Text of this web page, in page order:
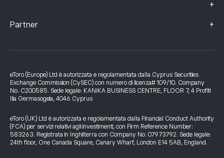
+
Partner +
eToro (Europe) Ltd è autorizzata e regolamentata dalla Cyprus Securities
Exchange Commission (CySEC) con numero di licenza# 109/10. Company
No. C200585. Sede legale: KANIKA BUSINESS CENTRE, FLOOR 7, 4 Profiti
Ilia Germasogeia, 4046 Cyprus
eToro (UK) Ltd è autorizzata e regolamentata dalla Financial Conduct Authority
(FCA) per servizi relativi agli investimenti, con Firm Reference Number:
583263. Registrata in Inghilterra con Company No. 07973792. Sede legale:
24th floor, One Canada Square, Canary Wharf, London E14 5AB, England.